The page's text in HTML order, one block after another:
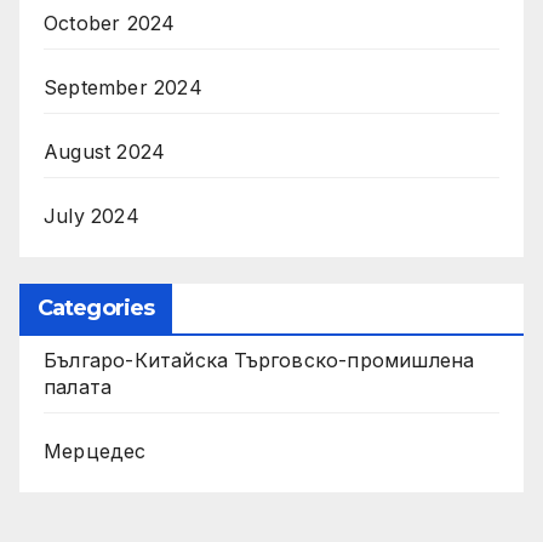
October 2024
September 2024
August 2024
July 2024
Categories
Българо-Китайска Търговско-промишлена
палaта
Мерцедес